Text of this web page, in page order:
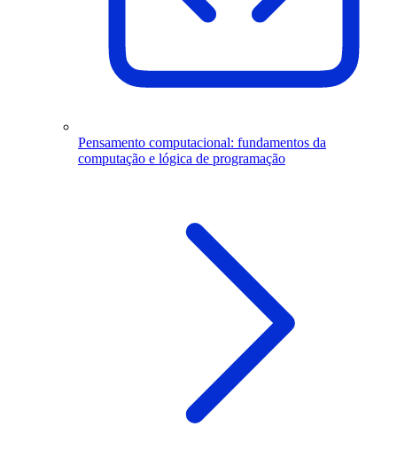
Pensamento computacional: fundamentos da
computação e lógica de programação